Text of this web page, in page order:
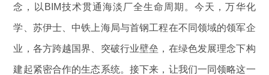
念，以BIM技术贯通海淡厂全生命周期。今天，万华化
学、苏伊士、中铁上海局与首钢工程在不同领域的领军企
业，各方跨越国界、突破行业壁垒，在绿色发展理念下构
建起紧密合作的生态系统。接下来，让我们一同领略这一